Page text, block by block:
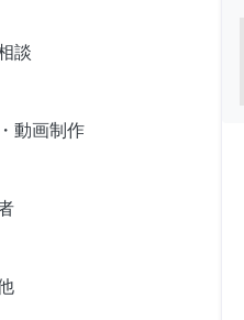
談
動画制作